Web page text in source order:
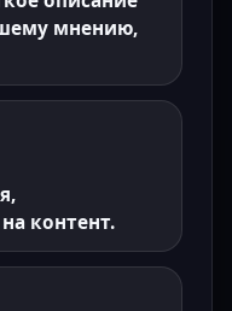
мнению,
контент.